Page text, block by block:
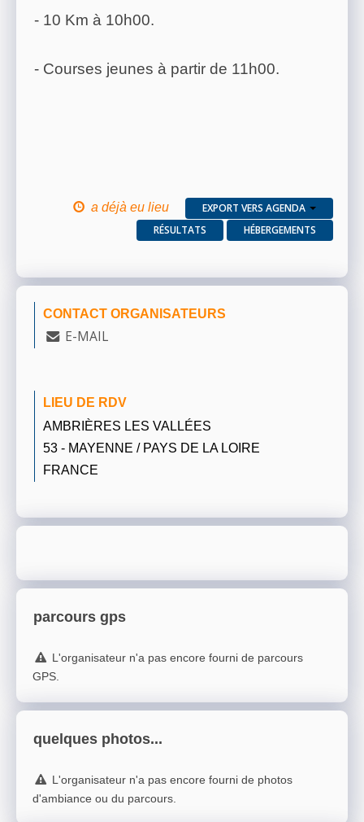
- 10 Km à 10h00.
- Courses jeunes à partir de 11h00.
a déjà eu lieu
EXPORT VERS AGENDA
RÉSULTATS
HÉBERGEMENTS
CONTACT ORGANISATEURS
E-MAIL
LIEU DE RDV
AMBRIÈRES LES VALLÉES
53 - MAYENNE / PAYS DE LA LOIRE
FRANCE
parcours gps
L'organisateur n'a pas encore fourni de parcours
GPS.
quelques photos...
L'organisateur n'a pas encore fourni de photos
d'ambiance ou du parcours.